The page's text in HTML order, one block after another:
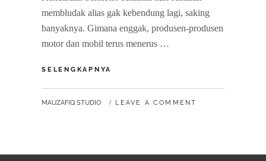
membludak alias gak kebendung lagi, saking
banyaknya. Gimana enggak, produsen-produsen
motor dan mobil terus menerus …
SELENGKAPNYA
SAKTI
BY
MAUZAFIQ STUDIO LEAVE A COMMENT